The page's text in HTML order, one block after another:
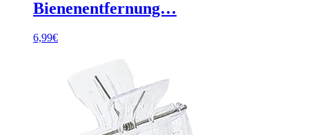
Bienenentfernung…
6,99€